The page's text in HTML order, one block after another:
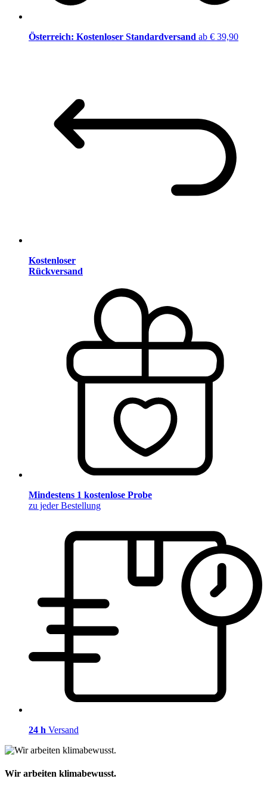
Österreich: Kostenloser Standardversand ab € 39,90
Kostenloser
Rückversand
Mindestens 1 kostenlose Probe
zu jeder Bestellung
24 h Versand
Wir arbeiten klimabewusst.